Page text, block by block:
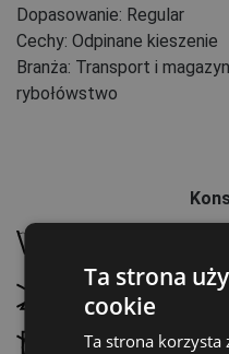
Dopasowanie: Regular
Cechy: Odpinane kieszenie
Branża: Transport i
rybołówstwo
Nie wybielać
Nie suszyć w
Ta strona
cookie
Ta strona